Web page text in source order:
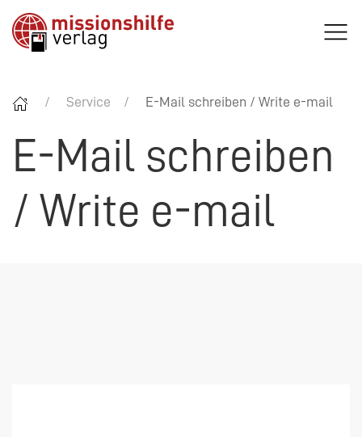
Service E-Mail schreiben / Write e-mail
E-Mail schreiben
/ Write e-mail